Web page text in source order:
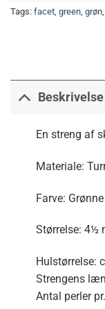
Tags: facet, green, grøn,
Beskrivelse
En streng af
Materiale:
Farve:
Størrelse: 4½
Hulstørrelse:
Strengens
Antal perler